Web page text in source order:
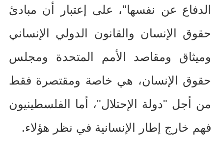
الدفاع عن نفسها"، على إعتبار أن مبادئ
حقوق الإنسان والقانون الدولي الإنساني
وميثاق ومقاصد الأمم المتحدة ومجلس
حقوق الإنسان، هي خاصة ومقتصرة فقط
من أجل "دولة الإحتلال"، أما الفلسطينيون
فهم خارج إطار الإنسانية في نظر هؤلاء.